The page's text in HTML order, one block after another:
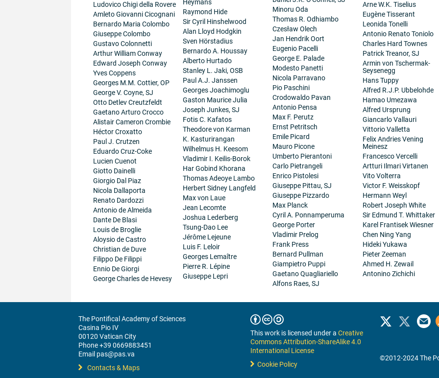
Ludovico Chigi della Rovere
Amleto Giovanni Cicognani
Bernardo Maria Colombo
Giuseppe Colombo
Gustavo Colonnetti
Arthur William Conway
Edward Joseph Conway
Yves Coppens
Georges M.M. Cottier, OP
George V. Coyne, SJ
Otto Detlev Creutzfeldt
Gaetano Arturo Crocco
Alistair Cameron Crombie
Héctor Croxatto
Paul J. Crutzen
Eduardo Cruz-Coke
Lucien Cuenot
Giotto Dainelli
Giorgio Dal Piaz
Nicola Dallaporta
Renato Dardozzi
Antonio de Almeida
Dante De Blasi
Louis de Broglie
Aloysio de Castro
Christian de Duve
Filippo De Filippi
Ennio De Giorgi
George Charles de Hevesy
Raymond Hide
Sir Cyril Hinshelwood
Alan Lloyd Hodgkin
Sven Hörstadius
Bernardo A. Houssay
Alberto Hurtado
Stanley L. Jaki, OSB
Paul A.J. Janssen
Georges Joachimoglu
Gaston Maurice Julia
Joseph Junkes, SJ
Fotis C. Kafatos
Theodore von Karman
K. Kasturirangan
Wilhelmus H. Keesom
Vladimir I. Keilis-Borok
Har Gobind Khorana
Thomas Adeoye Lambo
Herbert Sidney Langfeld
Max von Laue
Jean Lecomte
Joshua Lederberg
Tsung-Dao Lee
Jérôme Lejeune
Luis F. Leloir
Georges Lemaître
Pierre R. Lépine
Giuseppe Lepri
Minoru Oda
Thomas R. Odhiambo
Czesław Olech
Jan Hendrik Oort
Eugenio Pacelli
George E. Palade
Modesto Panetti
Nicola Parravano
Pio Paschini
Crodowaldo Pavan
Antonio Pensa
Max F. Perutz
Ernst Petritsch
Emile Picard
Mauro Picone
Umberto Pierantoni
Carlo Pietrangeli
Enrico Pistolesi
Giuseppe Pittau, SJ
Giuseppe Pizzardo
Max Planck
Cyril A. Ponnamperuma
George Porter
Vladimir Prelog
Frank Press
Bernard Pullman
Giampietro Puppi
Gaetano Quagliariello
Alfons Raes, SJ
Arne W.K. Tiselius
Eugène Tisserant
Leonida Tonelli
Antonio Renato Toniolo
Charles Hard Townes
Patrick Treanor, SJ
Armin von Tschermak-
Seysenegg
Hans Tuppy
Alfred R.J.P. Ubbelohde
Hamao Umezawa
Alfred Ursprung
Giancarlo Vallauri
Vittorio Valletta
Felix Andries Vening
Meinesz
Francesco Vercelli
Artturi Ilmari Virtanen
Vito Volterra
Victor F. Weisskopf
Hermann Weyl
Robert Joseph White
Sir Edmund T. Whittaker
Karel Frantisek Wiesner
Chen Ning Yang
Hideki Yukawa
Pieter Zeeman
Ahmed H. Zewail
Antonino Zichichi
The Pontifical Academy of Sciences
Casina Pio IV
00120 Vatican City
Phone +39 0669883451
Email pas@pas.va
Contacts & Maps
This work is licensed under aCreative
Commons Attribution-ShareAlike 4.0
International License
Cookie Policy
©2012-2024 The